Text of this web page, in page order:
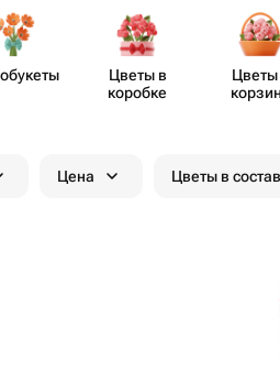
Цветы в
коробке
Цветы
Цена Цветы в